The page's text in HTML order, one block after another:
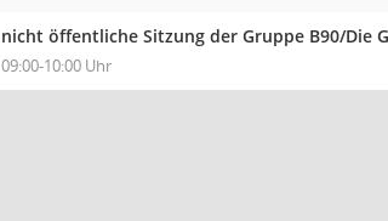
nicht öffentliche Sitzung der Gruppe B90/Die
09:00-10:00 Uhr